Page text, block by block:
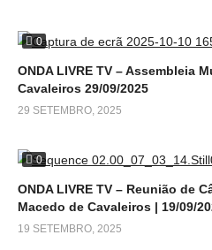
0
ONDA LIVRE TV – Assembleia
Cavaleiros 29/09/2025
29 SETEMBRO, 2025
0
ONDA LIVRE TV – Reunião de
Macedo de Cavaleiros | 19/09/
19 SETEMBRO, 2025